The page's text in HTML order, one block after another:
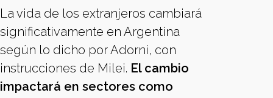
La vida de los extranjeros cambiará
significativamente en Argentina
según lo dicho por Adorni, con
instrucciones de Milei. El cambio
impactará en sectores como